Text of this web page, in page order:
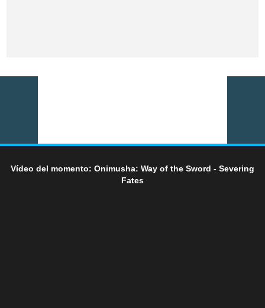
Vídeo del momento: Onimusha: Way of the Sword - Severing
Fates